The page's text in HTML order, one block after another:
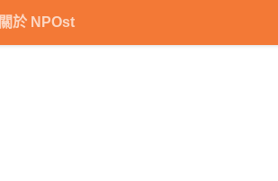
關於 NPOst